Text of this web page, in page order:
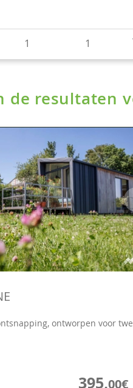
de resultaten